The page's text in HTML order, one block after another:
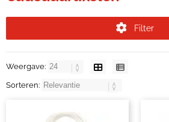
Filter
Weergave:
Sorteren: